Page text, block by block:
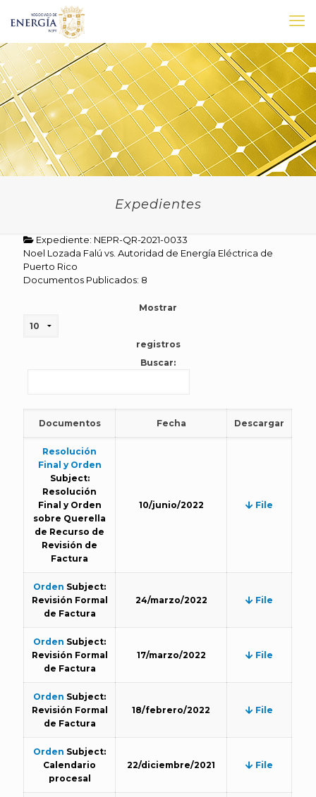
Expedientes
Expediente: NEPR-QR-2021-0033
Noel Lozada Falú vs. Autoridad de Energía Eléctrica de
Puerto Rico
Documentos Publicados: 8
Mostrar
registros
Buscar:
Documentos Fecha Descargar
Resolución
Final y Orden
Subject:
Resolución
Final y Orden
sobre Querella
de Recurso de
Revisión de
Factura
10/junio/2022 File
Orden Subject:
Revisión Formal
de Factura
24/marzo/2022 File
Orden Subject:
Revisión Formal
de Factura
17/marzo/2022 File
Orden Subject:
Revisión Formal
de Factura
18/febrero/2022 File
Orden Subject:
Calendario
procesal
22/diciembre/2021 File